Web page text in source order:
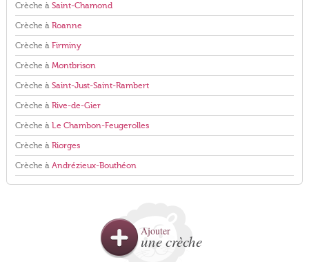
Crèche à Saint-Chamond
Crèche à Roanne
Crèche à Firminy
Crèche à Montbrison
Crèche à Saint-Just-Saint-Rambert
Crèche à Rive-de-Gier
Crèche à Le Chambon-Feugerolles
Crèche à Riorges
Crèche à Andrézieux-Bouthéon
Ajouter
une crèche